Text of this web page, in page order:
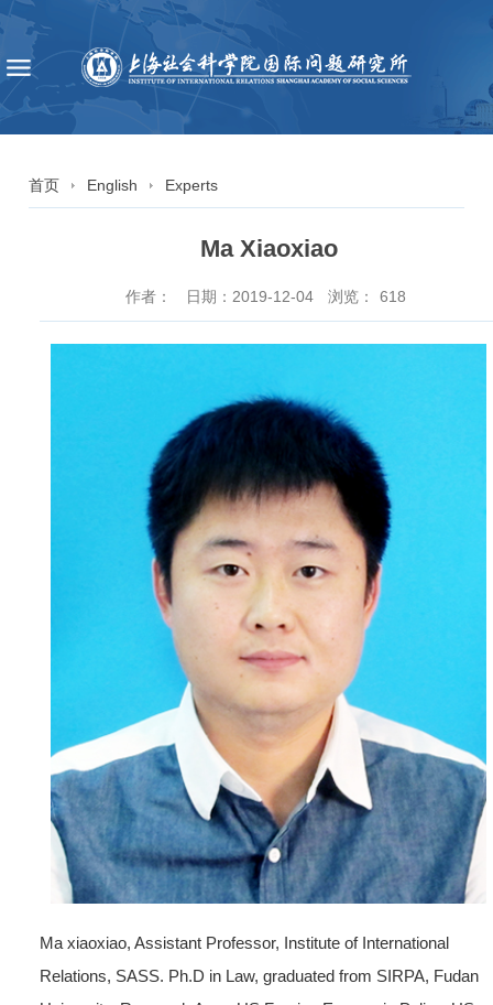
首页 English Experts
Ma Xiaoxiao
作者： 日期：2019-12-04 浏览： 618
Ma xiaoxiao, Assistant Professor, Institute of International
Relations, SASS. Ph.D in Law, graduated from SIRPA, Fudan